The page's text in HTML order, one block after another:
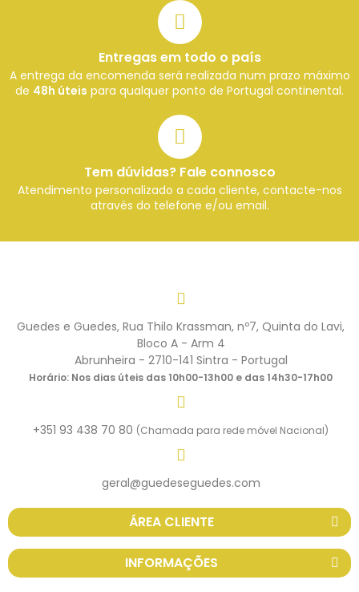
Entregas em todo o país
A entrega da encomenda será realizada num prazo máximo
de 48h úteis para qualquer ponto de Portugal continental.
Tem dúvidas? Fale connosco
Atendimento personalizado a cada cliente, contacte-nos
através do telefone e/ou email.
Guedes e Guedes, Rua Thilo Krassman, nº7, Quinta do Lavi,
Bloco A - Arm 4
Abrunheira - 2710-141 Sintra - Portugal
Horário: Nos dias úteis das 10h00-13h00 e das 14h30-17h00
+351 93 438 70 80 (Chamada para rede móvel Nacional)
geral@guedeseguedes.com
ÁREA CLIENTE
INFORMAÇÕES